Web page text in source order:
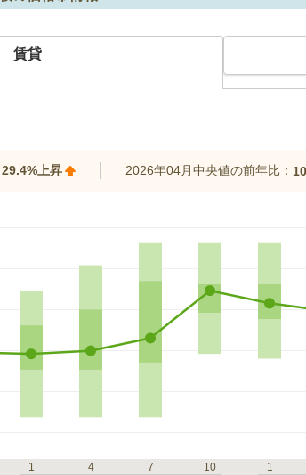
賃貸
29.4%上昇 2026年04月中央値の前年比：
1 4 7
10
1